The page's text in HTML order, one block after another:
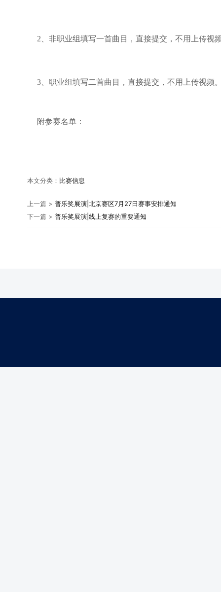
2、非职业组填写一首曲目，直接提交，不用上传视
3、职业组填写二首曲目，直接提交，不用上传视频
附参赛名单：
本文分类： 比赛信息
上一篇 > 普乐奖展演|北京赛区7月27日赛事安排通知
下一篇 > 普乐奖展演|线上复赛的重要通知